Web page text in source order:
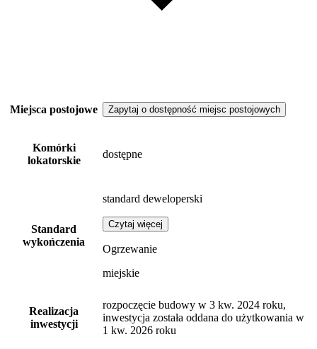
Miejsca postojowe Zapytaj o dostępność miejsc postojowych
Komórki
lokatorskie
dostępne
Standard
wykończenia
standard deweloperski
Czytaj więcej
Ogrzewanie
miejskie
Realizacja
inwestycji
rozpoczęcie budowy w 3 kw. 2024 roku,
inwestycja została oddana do użytkowania w
1 kw. 2026 roku